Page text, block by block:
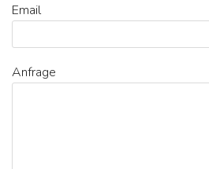
Email
Anfrage